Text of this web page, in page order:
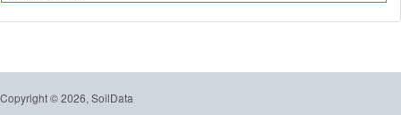
Copyright © 2026, SoilData